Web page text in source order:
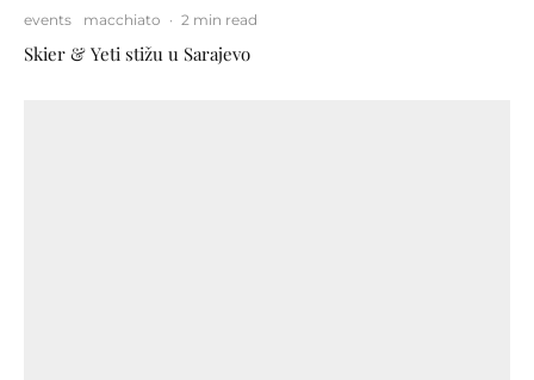
events macchiato · 2 min read
Skier & Yeti stižu u Sarajevo